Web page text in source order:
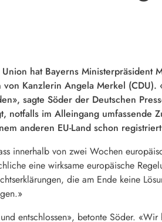
hat Bayerns Ministerpräsident
Kanzlerin Angela Merkel
sagte Söder der Deutschen
notfalls im Alleingang umfassende
anderen EU-Land schon
innerhalb von zwei Wochen
eine wirksame europäische
die am Ende keine
entschlossen», betonte Söder.